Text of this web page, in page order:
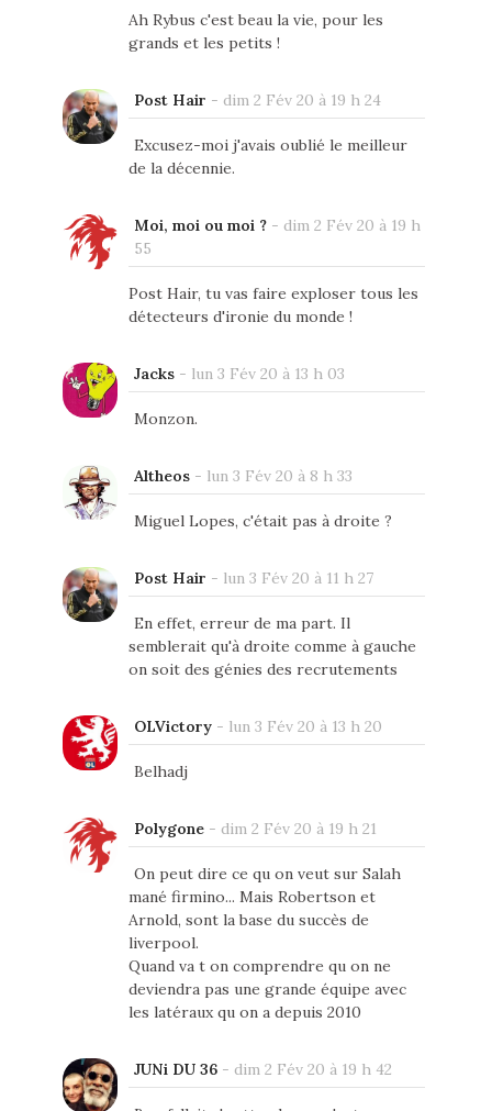
Ah Rybus c'est beau la vie, pour les
grands et les petits !
Post Hair - dim 2 Fév 20 à 19 h 24
Excusez-moi j'avais oublié le meilleur
de la décennie.
Moi, moi ou moi ?- dim 2 Fév 20 à 19 h
55
Post Hair, tu vas faire exploser tous les
détecteurs d'ironie du monde !
Jacks- lun 3 Fév 20 à 13 h 03
Monzon.
Altheos- lun 3 Fév 20 à 8 h 33
Miguel Lopes, c'était pas à droite ?
Post Hair - lun 3 Fév 20 à 11 h 27
En effet, erreur de ma part. Il
semblerait qu'à droite comme à gauche
on soit des génies des recrutements
OLVictory- lun 3 Fév 20 à 13 h 20
Belhadj
Polygone- dim 2 Fév 20 à 19 h 21
On peut dire ce qu on veut sur Salah
mané firmino... Mais Robertson et
Arnold, sont la base du succès de
liverpool.
Quand va t on comprendre qu on ne
deviendra pas une grande équipe avec
les latéraux qu on a depuis 2010
JUNi DU 36- dim 2 Fév 20 à 19 h 42